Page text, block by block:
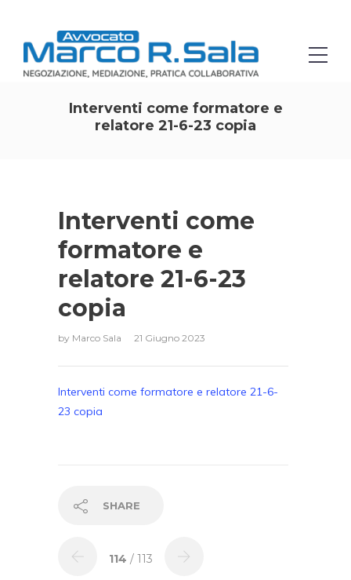
Interventi come formatore e
relatore 21-6-23 copia
Interventi come
formatore e
relatore 21-6-23
copia
by Marco Sala 21 Giugno 2023
Interventi come formatore e relatore 21-6-
23 copia
SHARE
114 / 113